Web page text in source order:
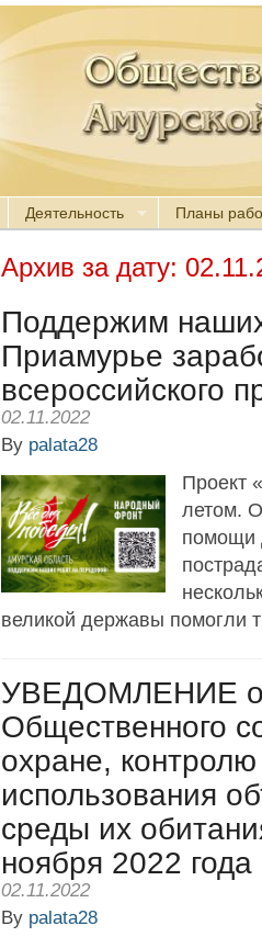
Деятельность Планы
Архив за дату:
Поддержим
Приамурье
всероссийского
02.11.2022
By palata28
Проект
летом.
помощи
великой державы помогли
УВЕДОМЛЕНИЕ о
Общественного
охране,
использования
среды их
ноября 2022 года
02.11.2022
By palata28